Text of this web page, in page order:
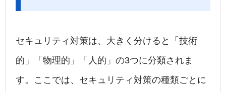
セキュリティ対策は、大きく分けると「技術
的」「物理的」「人的」の3つに分類されま
す。ここでは、セキュリティ対策の種類ごとに